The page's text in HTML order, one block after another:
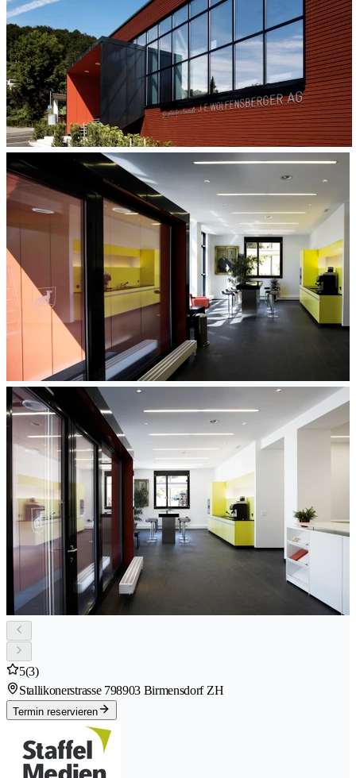
5(3)
Stallikonerstrasse 798903 Birmensdorf ZH
Termin reservieren